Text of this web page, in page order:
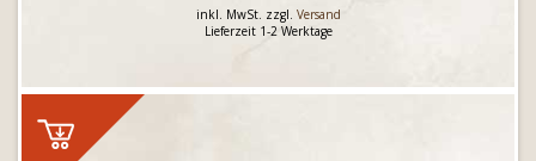
inkl. MwSt. zzgl. Versand
Lieferzeit 1-2 Werktage